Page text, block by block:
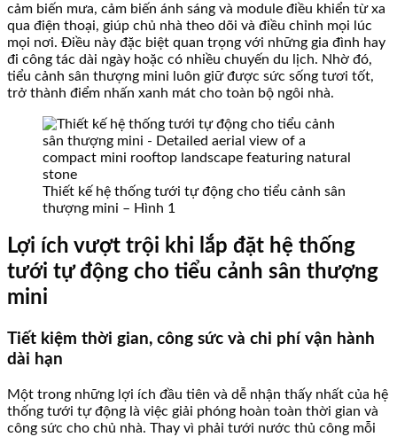
cảm biến mưa, cảm biến ánh sáng và module điều khiển từ xa
qua điện thoại, giúp chủ nhà theo dõi và điều chỉnh mọi lúc
mọi nơi. Điều này đặc biệt quan trọng với những gia đình hay
đi công tác dài ngày hoặc có nhiều chuyến du lịch. Nhờ đó,
tiểu cảnh sân thượng mini luôn giữ được sức sống tươi tốt,
trở thành điểm nhấn xanh mát cho toàn bộ ngôi nhà.
Thiết kế hệ thống tưới tự động cho tiểu cảnh sân
thượng mini – Hình 1
Lợi ích vượt trội khi lắp đặt hệ thống
tưới tự động cho tiểu cảnh sân thượng
mini
Tiết kiệm thời gian, công sức và chi phí vận hành
dài hạn
Một trong những lợi ích đầu tiên và dễ nhận thấy nhất của hệ
thống tưới tự động là việc giải phóng hoàn toàn thời gian và
công sức cho chủ nhà. Thay vì phải tưới nước thủ công mỗi